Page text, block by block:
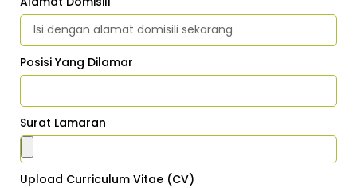
Posisi Yang Dilamar
Surat Lamaran
Upload Curriculum Vitae (cV)